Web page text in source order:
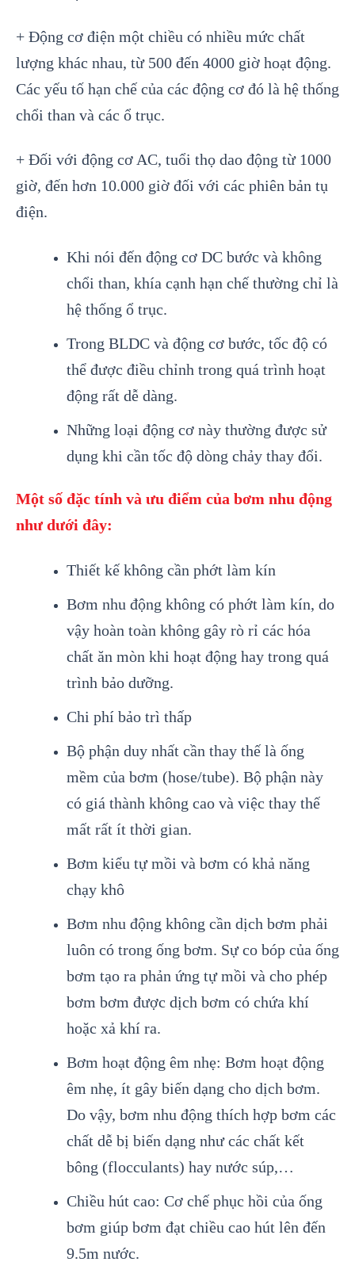
+ Động cơ điện một chiều có nhiều mức chất
lượng khác nhau, từ 500 đến 4000 giờ hoạt động.
Các yếu tố hạn chế của các động cơ đó là hệ thống
chổi than và các ổ trục.
+ Đối với động cơ AC, tuổi thọ dao động từ 1000
giờ, đến hơn 10.000 giờ đối với các phiên bản tụ
điện.
Khi nói đến động cơ DC bước và không
chổi than, khía cạnh hạn chế thường chỉ là
hệ thống ổ trục.
Trong BLDC và động cơ bước, tốc độ có
thể được điều chỉnh trong quá trình hoạt
động rất dễ dàng.
Những loại động cơ này thường được sử
dụng khi cần tốc độ dòng chảy thay đổi.
Một số đặc tính và ưu điểm của bơm nhu động
như dưới đây:
Thiết kế không cần phớt làm kín
Bơm nhu động không có phớt làm kín, do
vậy hoàn toàn không gây rò rỉ các hóa
chất ăn mòn khi hoạt động hay trong quá
trình bảo dưỡng.
Chi phí bảo trì thấp
Bộ phận duy nhất cần thay thế là ống
mềm của bơm (hose/tube). Bộ phận này
có giá thành không cao và việc thay thế
mất rất ít thời gian.
Bơm kiểu tự mồi và bơm có khả năng
chạy khô
Bơm nhu động không cần dịch bơm phải
luôn có trong ống bơm. Sự co bóp của ống
bơm tạo ra phản ứng tự mồi và cho phép
bơm bơm được dịch bơm có chứa khí
hoặc xả khí ra.
Bơm hoạt động êm nhẹ: Bơm hoạt động
êm nhẹ, ít gây biến dạng cho dịch bơm.
Do vậy, bơm nhu động thích hợp bơm các
chất dễ bị biến dạng như các chất kết
bông (flocculants) hay nước súp,…
Chiều hút cao: Cơ chế phục hồi của ống
bơm giúp bơm đạt chiều cao hút lên đến
9.5m nước.